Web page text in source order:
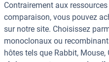
Contrairement aux
comparaison, vous pouvez
sur notre site. Choisissez
monoclonaux ou
hôtes tels que Rabbit, Mouse,